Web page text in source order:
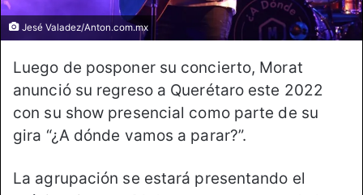
Jesé Valadez/Anton.com.mx
Luego de posponer su concierto, Morat
anunció su regreso a Querétaro este 2022
con su show presencial como parte de su
gira “¿A dónde vamos a parar?”.
La agrupación se estará presentando el